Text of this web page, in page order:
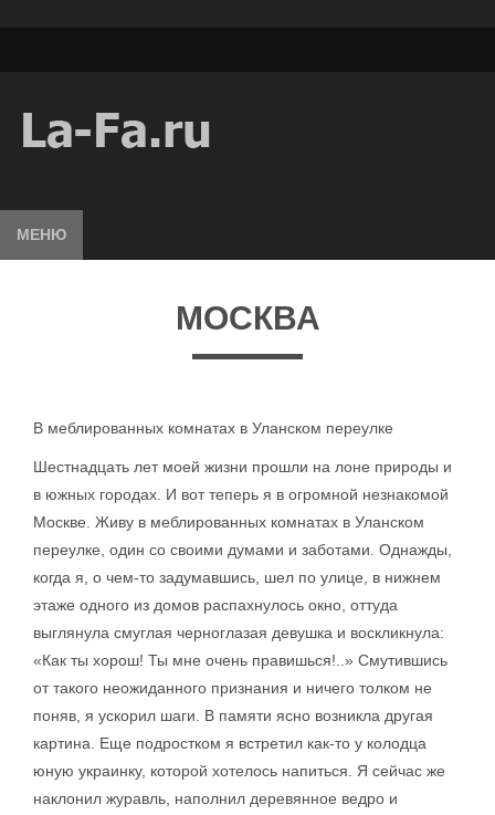
МЕНЮ
МОСКВА
В меблированных комнатах в Уланском переулке
Шестнадцать лет моей жизни прошли на лоне природы и
в южных городах. И вот теперь я в огромной незнакомой
Москве. Живу в меблированных комнатах в Уланском
переулке, один со своими думами и заботами. Однажды,
когда я, о чем-то задумавшись, шел по улице, в нижнем
этаже одного из домов распахнулось окно, оттуда
выглянула смуглая черноглазая девушка и воскликнула:
«Как ты хорош! Ты мне очень правишься!..» Смутившись
от такого неожиданного признания и ничего толком не
поняв, я ускорил шаги. В памяти ясно возникла другая
картина. Еще подростком я встретил как-то у колодца
юную украинку, которой хотелось напиться. Я сейчас же
наклонил журавль, наполнил деревянное ведро и